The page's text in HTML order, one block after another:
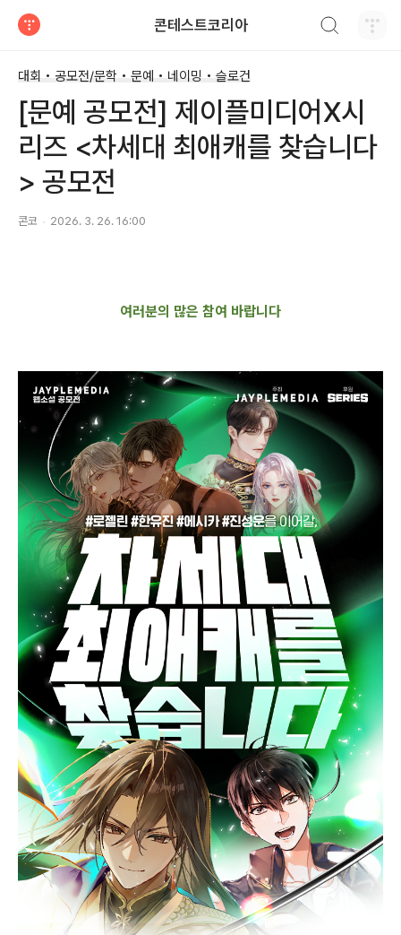
콘테스트코리아
대회 • 공모전/문학 • 문예 • 네이밍 • 슬로건
[문예 공모전] 제이플미디어X시
리즈 <차세대 최애캐를 찾습니다
> 공모전
콘코 2026. 3. 26. 16:00
여러분의 많은 참여 바랍니다